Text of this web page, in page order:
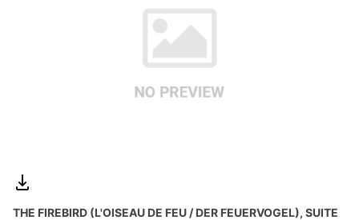
THE FIREBIRD (L'OISEAU DE FEU / DER FEUERVOGEL), SUITE